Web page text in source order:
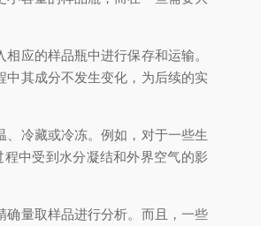
应的样品瓶中进行保存和运输。
其成分不发生变化，为后续的实
冷藏或冷冻。例如，对于一些生
中受到水分凝结和外界空气的影
量取样品进行分析。而且，一些